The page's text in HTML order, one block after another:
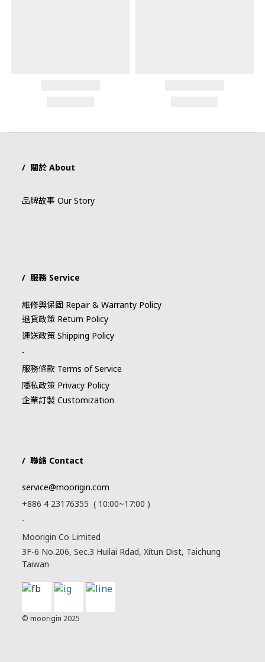
/ 關於 About
品牌故事 Our Story
/ 服務 Service
維修與保固 Repair & Warranty Policy
退貨政策 Return Policy
運送政策 Shipping Policy
-
服務條款 Terms of Service
隱私政策 Privacy Policy
企業訂製 Customization
/ 聯絡 Contact
service@moorigin.com
+886 4 23176355 ( 10:00~17:00 )
-
Moorigin Co Limited
3F-6 No.206, Sec.3 Huilai Rdad, Xitun Dist, Taichung
Taiwan
© moorigin 2025